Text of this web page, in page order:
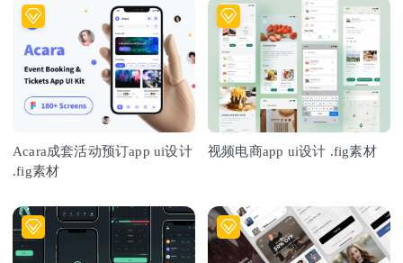
Acara成套活动预订app ui设计
.fig素材
视频电商app ui设计 .fig素材